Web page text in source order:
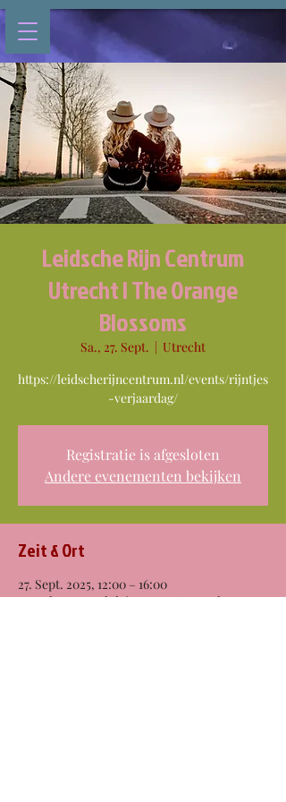
Leidsche Rijn Centrum
Utrecht | The Orange
Blossoms
Sa., 27. Sept.
  |
Utrecht
https://leidscherijncentrum.nl/events/rijntjes
-verjaardag/
Registratie is afgesloten
Andere evenementen bekijken
Zeit & Ort
27. Sept. 2025, 12:00 – 16:00
Utrecht, Brusselplein, 3541 BG Utrecht,